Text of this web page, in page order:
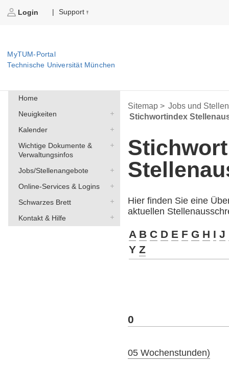
Login | Support
MyTUM-Portal
Technische Universität München
Home
Neuigkeiten
Kalender
Wichtige Dokumente &
Verwaltungsinfos
Jobs/Stellenangebote
Online-Services & Logins
Schwarzes Brett
Kontakt & Hilfe
Sitemap > Jobs und
Stichwortindex
Hier finden Sie eine
aktuellen
A B C D E F G H I J
Y Z
0
05 Wochenstunden)